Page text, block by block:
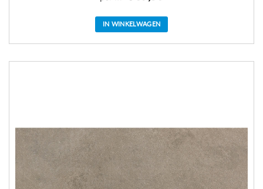
IN WINKELWAGEN